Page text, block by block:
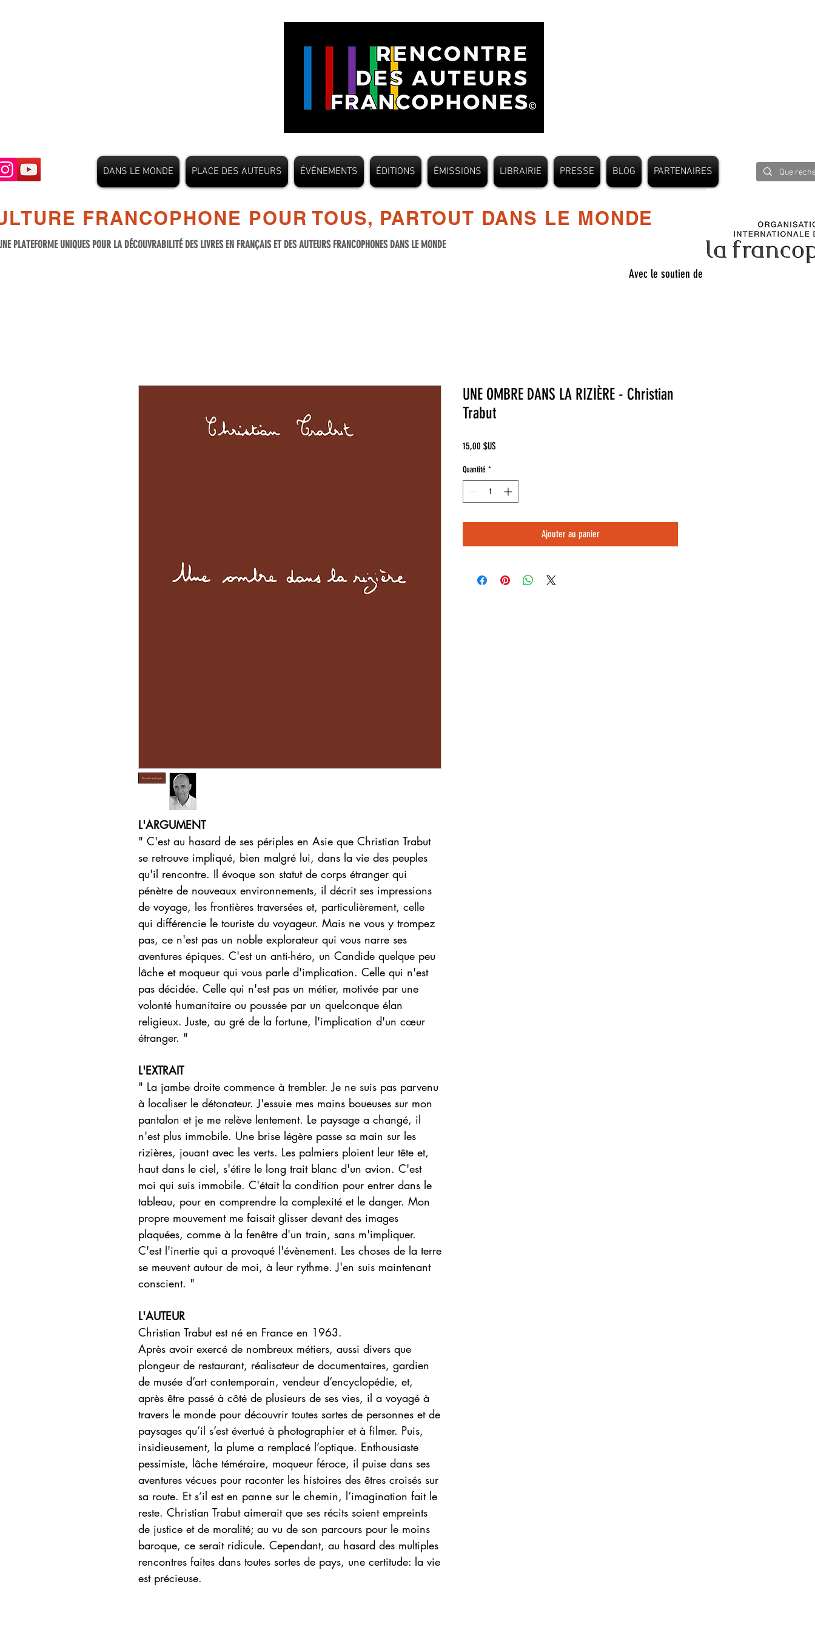
DANS LE MONDE PLACE DES AUTEURS ÉVÉNEMENTS ÉDITIONS ÉMISSIONS LIBRAIRIE PRESSE BLOG PARTENAIRES
FRANCOPHONE POUR TOUS, PARTOUT DANS LE MONDE
PLATEFORME UNIQUES POUR LA DÉCOUVRABILITÉ DES LIVRES EN FRANÇAIS ET DES AUTEURS FRANCOPHONES DANS LE MONDE
Avec le soutien de
L'ARGUMENT
" C'est au hasard de ses périples en Asie que Christian Trabut
se retrouve impliqué, bien malgré lui, dans la vie des peuples
qu'il rencontre. Il évoque son statut de corps étranger qui
pénètre de nouveaux environnements, il décrit ses impressions
de voyage, les frontières traversées et, particulièrement, celle
qui différencie le touriste du voyageur. Mais ne vous y trompez
pas, ce n'est pas un noble explorateur qui vous narre ses
aventures épiques. C'est un anti-héro, un Candide quelque peu
lâche et moqueur qui vous parle d'implication. Celle qui n'est
pas décidée. Celle qui n'est pas un métier, motivée par une
volonté humanitaire ou poussée par un quelconque élan
religieux. Juste, au gré de la fortune, l'implication d'un cœur
étranger. "
L'EXTRAIT
" La jambe droite commence à trembler. Je ne suis pas parvenu
à localiser le détonateur. J'essuie mes mains boueuses sur mon
pantalon et je me relève lentement. Le paysage a changé, il
n'est plus immobile. Une brise légère passe sa main sur les
rizières, jouant avec les verts. Les palmiers ploient leur tête et,
haut dans le ciel, s'étire le long trait blanc d'un avion. C'est
moi qui suis immobile. C'était la condition pour entrer dans le
tableau, pour en comprendre la complexité et le danger. Mon
propre mouvement me faisait glisser devant des images
plaquées, comme à la fenêtre d'un train, sans m'impliquer.
C'est l'inertie qui a provoqué l'évènement. Les choses de la terre
se meuvent autour de moi, à leur rythme. J'en suis maintenant
conscient. "
L'AUTEUR
Christian Trabut est né en France en 1963.
Après avoir exercé de nombreux métiers, aussi divers que
plongeur de restaurant, réalisateur de documentaires, gardien
de musée d’art contemporain, vendeur d’encyclopédie, et,
après être passé à côté de plusieurs de ses vies, il a voyagé à
travers le monde pour découvrir toutes sortes de personnes et de
paysages qu’il s’est évertué à photographier et à filmer. Puis,
insidieusement, la plume a remplacé l’optique. Enthousiaste
pessimiste, lâche téméraire, moqueur féroce, il puise dans ses
aventures vécues pour raconter les histoires des êtres croisés sur
sa route. Et s’il est en panne sur le chemin, l’imagination fait le
reste. Christian Trabut aimerait que ses récits soient empreints
de justice et de moralité; au vu de son parcours pour le moins
baroque, ce serait ridicule. Cependant, au hasard des multiples
rencontres faites dans toutes sortes de pays, une certitude: la vie
est précieuse.
UNE OMBRE DANS LA RIZIÈRE - Christian
Trabut
15,00 $US
Quantité *
Ajouter au panier